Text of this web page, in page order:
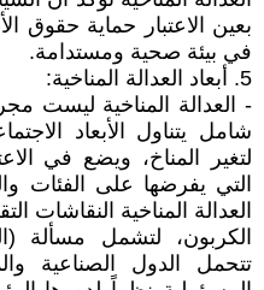
بعين الاعتبار حماية حقوق
في بيئة صحية ومستدامة.
5. أبعاد العدالة المناخية:
- العدالة المناخية ليست
شامل يتناول الأبعاد
لتغير المناخ، ويضع في
التي يفرضها على الفئات
العدالة المناخية النقاشات
الكربون، لتشمل مسألة
تتحمل الدول الصناعية